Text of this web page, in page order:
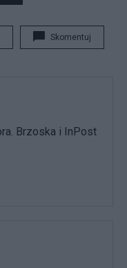
Skomentuj
Brzoska i InPost